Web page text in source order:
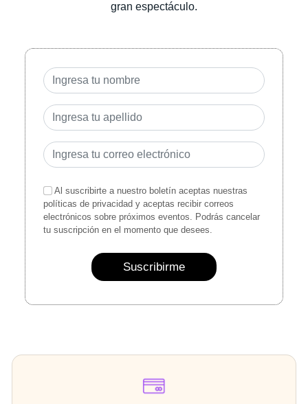
gran espectáculo.
Al suscribirte a nuestro boletín aceptas nuestras
políticas de privacidad y aceptas recibir correos
electrónicos sobre próximos eventos. Podrás cancelar
tu suscripción en el momento que desees.
Suscribirme